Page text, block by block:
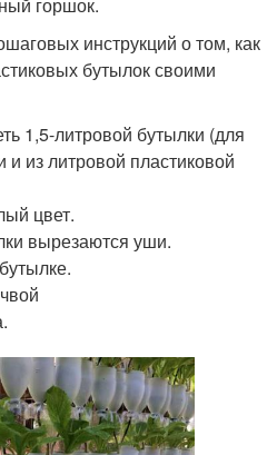
горшок.
инструкций о том, как
бутылок своими
1,5-литровой бутылки (для
и из литровой пластиковой
цвет.
вырезаются уши.